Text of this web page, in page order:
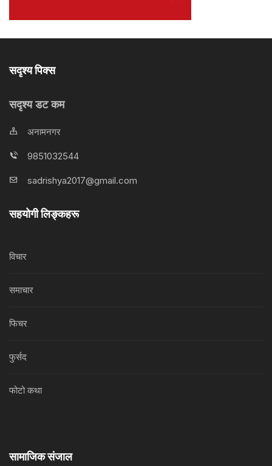
सदृश्य पिक्स
सदृश्य डट कम
अनामनगर
9851032544
sadrishya2017@gmail.com
सहयोगी लिङ्कहरू
विचार
समाचार
फिचर
फुर्सद
फोटो कथा
सामाजिक संजाल